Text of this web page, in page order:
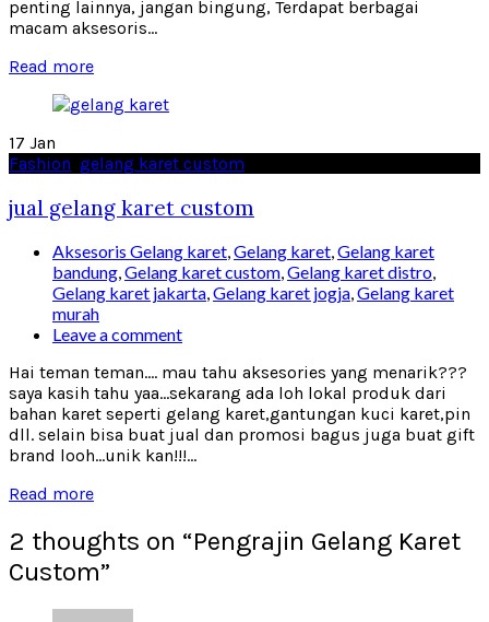
penting lainnya, jangan bingung, Terdapat berbagai
macam aksesoris...
Read more
17 Jan
Fashion gelang karet custom
jual gelang karet custom
Aksesoris Gelang karet,Gelang karet,Gelang karet
bandung,Gelang karet custom,Gelang karet distro,
Gelang karet jakarta,Gelang karet jogja,Gelang karet
murah
Leave a comment
Hai teman teman.... mau tahu aksesories yang menarik???
saya kasih tahu yaa...sekarang ada loh lokal produk dari
bahan karet seperti gelang karet,gantungan kuci karet,pin
dll. selain bisa buat jual dan promosi bagus juga buat gift
brand looh...unik kan!!!...
Read more
2 thoughts on “Pengrajin Gelang Karet
Custom”